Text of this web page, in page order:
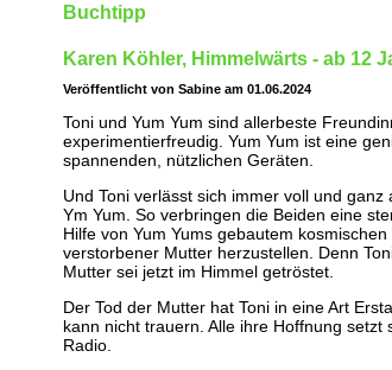
Buchtipp
Karen Köhler, Himmelwärts - ab 12
Veröffentlicht von Sabine am 01.06.2024
Toni und Yum Yum sind allerbeste
experimentierfreudig. Yum Yum ist eine
spannenden, nützlichen Geräten.
Und Toni verlässt sich immer voll und
Ym Yum. So verbringen die Beiden eine
Hilfe von Yum Yums gebautem
verstorbener Mutter herzustellen. Denn
Mutter sei jetzt im Himmel getröstet.
Der Tod der Mutter hat Toni in eine Art
kann nicht trauern. Alle ihre Hoffnung setzt
Radio.